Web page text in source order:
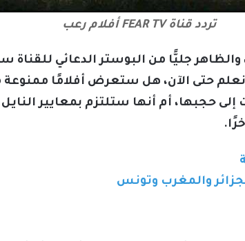
تردد قناة FEAR TV أفلام رعب
والظاهر جليًّا من البوستر الدعائي
حتى الآن، هل ستعرض أفلامًا
حجبها، أم أنها ستلتزم بمعايير